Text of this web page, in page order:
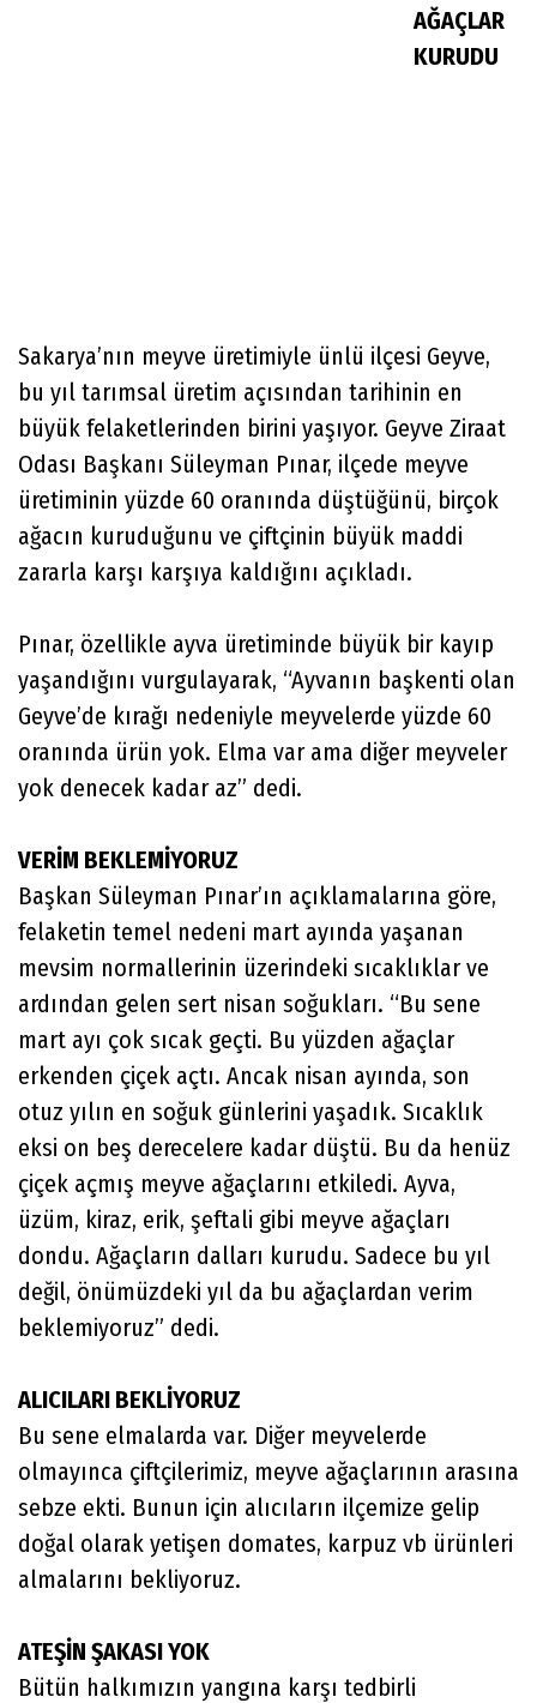
AĞAÇLAR
KURUDU
Sakarya’nın meyve üretimiyle ünlü ilçesi Geyve,
bu yıl tarımsal üretim açısından tarihinin en
büyük felaketlerinden birini yaşıyor. Geyve Ziraat
Odası Başkanı Süleyman Pınar, ilçede meyve
üretiminin yüzde 60 oranında düştüğünü, birçok
ağacın kuruduğunu ve çiftçinin büyük maddi
zararla karşı karşıya kaldığını açıkladı.
Pınar, özellikle ayva üretiminde büyük bir kayıp
yaşandığını vurgulayarak, “Ayvanın başkenti olan
Geyve’de kırağı nedeniyle meyvelerde yüzde 60
oranında ürün yok. Elma var ama diğer meyveler
yok denecek kadar az” dedi.
VERİM BEKLEMİYORUZ
Başkan Süleyman Pınar’ın açıklamalarına göre,
felaketin temel nedeni mart ayında yaşanan
mevsim normallerinin üzerindeki sıcaklıklar ve
ardından gelen sert nisan soğukları. “Bu sene
mart ayı çok sıcak geçti. Bu yüzden ağaçlar
erkenden çiçek açtı. Ancak nisan ayında, son
otuz yılın en soğuk günlerini yaşadık. Sıcaklık
eksi on beş derecelere kadar düştü. Bu da henüz
çiçek açmış meyve ağaçlarını etkiledi. Ayva,
üzüm, kiraz, erik, şeftali gibi meyve ağaçları
dondu. Ağaçların dalları kurudu. Sadece bu yıl
değil, önümüzdeki yıl da bu ağaçlardan verim
beklemiyoruz” dedi.
ALICILARI BEKLİYORUZ
Bu sene elmalarda var. Diğer meyvelerde
olmayınca çiftçilerimiz, meyve ağaçlarının arasına
sebze ekti. Bunun için alıcıların ilçemize gelip
doğal olarak yetişen domates, karpuz vb ürünleri
almalarını bekliyoruz.
ATEŞİN ŞAKASI YOK
Bütün halkımızın yangına karşı tedbirli